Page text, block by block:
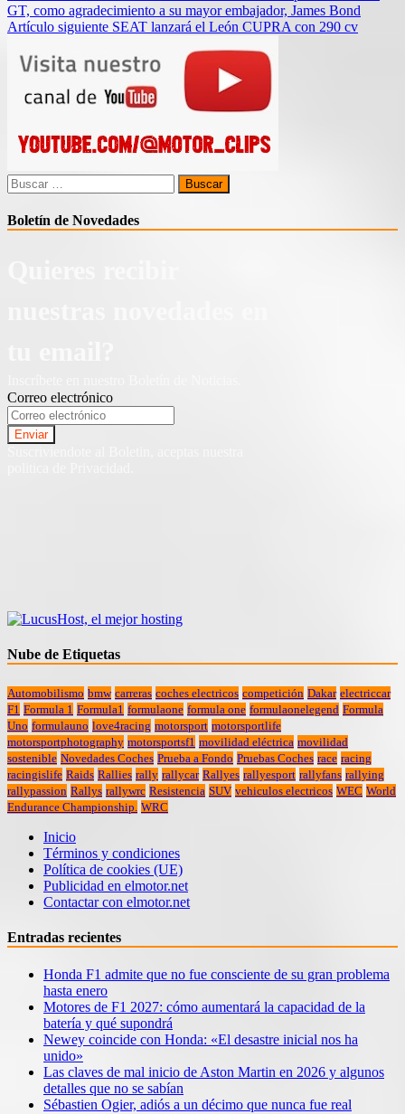
de
GT, como agradecimiento a su mayor embajador, James Bond
Artículo siguiente SEAT lanzará el León CUPRA con 290 cv
Buscar:
Boletín de Novedades
Correo electrónico
Nube de Etiquetas
Automobilismo bmw carreras coches electricos competición Dakar electriccar
F1 Formula 1 Formula1 formulaone formula one formulaonelegend Formula
Uno formulauno love4racing motorsport motorsportlife
motorsportphotography motorsportsf1 movilidad eléctrica movilidad
sostenible Novedades Coches Prueba a Fondo Pruebas Coches race racing
racingislife Raids Rallies rally rallycar Rallyes rallyesport rallyfans rallying
rallypassion Rallys rallywrc Resistencia SUV vehiculos electricos WEC World
Endurance Championship. WRC
Inicio
Términos y condiciones
Política de cookies (UE)
Publicidad en elmotor.net
Contactar con elmotor.net
Entradas recientes
Honda F1 admite que no fue consciente de su gran problema
hasta enero
Motores de F1 2027: cómo aumentará la capacidad de la
batería y qué supondrá
Newey coincide con Honda: «El desastre inicial nos ha
unido»
Las claves de mal inicio de Aston Martin en 2026 y algunos
detalles que no se sabían
Sébastien Ogier, adiós a un décimo que nunca fue real